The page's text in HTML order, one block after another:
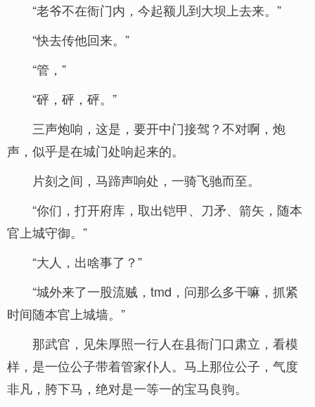
“老爷不在衙门内，今起额儿到大坝上去来。”
“快去传他回来。”
“管，”
“砰，砰，砰。”
三声炮响，这是，要开中门接驾？不对啊，炮
声，似乎是在城门处响起来的。
片刻之间，马蹄声响处，一骑飞驰而至。
“你们，打开府库，取出铠甲、刀矛、箭矢，随本
官上城守御。”
“大人，出啥事了？”
“城外来了一股流贼，tmd，问那么多干嘛，抓紧
时间随本官上城墙。”
那武官，见朱厚照一行人在县衙门口肃立，看模
样，是一位公子带着管家仆人。马上那位公子，气度
非凡，胯下马，绝对是一等一的宝马良驹。